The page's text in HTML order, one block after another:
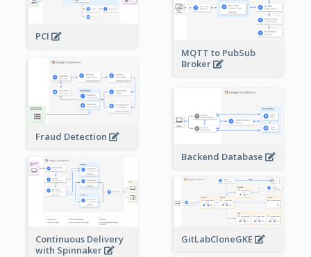
PCI
MQTT to PubSub
Broker
Fraud Detection
Backend Database
Continuous Delivery
with Spinnaker
GitLabCloneGKE